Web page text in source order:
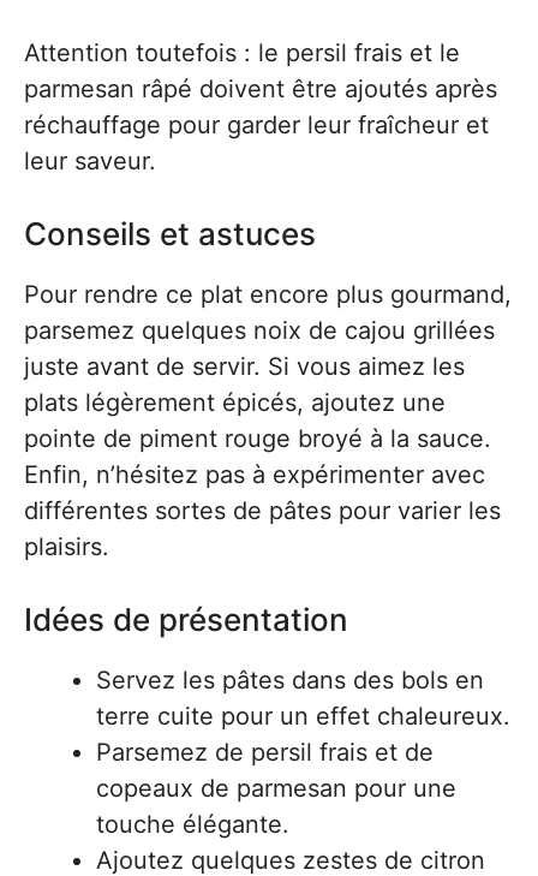
Attention toutefois : le persil frais et le
parmesan râpé doivent être ajoutés après
réchauffage pour garder leur fraîcheur et
leur saveur.
Conseils et astuces
Pour rendre ce plat encore plus gourmand,
parsemez quelques noix de cajou grillées
juste avant de servir. Si vous aimez les
plats légèrement épicés, ajoutez une
pointe de piment rouge broyé à la sauce.
Enfin, n’hésitez pas à expérimenter avec
différentes sortes de pâtes pour varier les
plaisirs.
Idées de présentation
Servez les pâtes dans des bols en
terre cuite pour un effet chaleureux.
Parsemez de persil frais et de
copeaux de parmesan pour une
touche élégante.
Ajoutez quelques zestes de citron